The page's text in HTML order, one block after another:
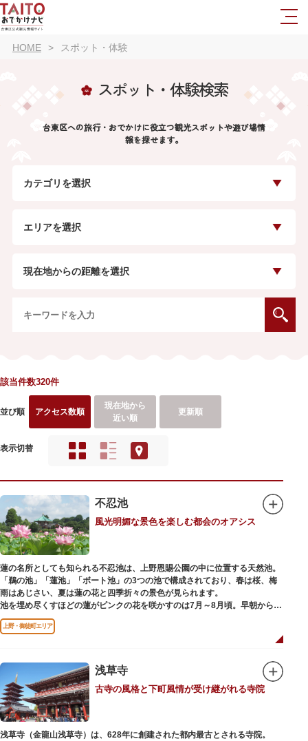
HOME スポット・体験
スポット・体験検索
台東区への旅行・おでかけに役立つ観光スポットや遊び場情
報を探せます。
カテゴリを選択
エリアを選択
現在地からの距離を選択
該当件数320件
並び順 アクセス数順
現在地から
近い順
更新順
表示切替
不忍池
風光明媚な景色を楽しむ都会のオアシス
蓮の名所としても知られる不忍池は、上野恩賜公園の中に位置する天然池。
「鵜の池」「蓮池」「ボート池」の3つの池で構成されており、春は桜、梅
雨はあじさい、夏は蓮の花と四季折々の景色が見られます。
池を埋め尽くすほどの蓮がピンクの花を咲かすのは7月～8月頃。早朝から午
前のみ開花するので、シーズン中は多くの観光客が朝早くから池を訪れま
す。綺麗な蓮の花を近くから観察できるデッキを散歩しながら朝の不忍池を
から池を眺めれば、新しい発見ができるかもしれません。また、「鵜の池」
にはマガモ・オナガガモなどたくさんの鴨や渡り鳥が訪れます。大都会の中
でバードウォッチングができる珍しいスポットです。
ファミリーで、カップルで、または一人でゆったりと、思い思いの時間をお
過ごしください。
上野・御徒町エリア
浅草寺
古寺の風格と下町風情が受け継がれる寺院
浅草寺（金龍山浅草寺）は、628年に創建された都内最古とされる寺院。